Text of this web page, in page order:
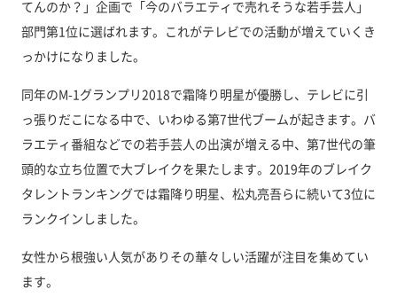
てんのか？」企画で「今のバラエティで売れそうな若手芸人」
部門第1位に選ばれます。これがテレビでの活動が増えていくき
っかけになりました。
同年のM-1グランプリ2018で霜降り明星が優勝し、テレビに引
っ張りだこになる中で、いわゆる第7世代ブームが起きます。バ
ラエティ番組などでの若手芸人の出演が増える中、第7世代の筆
頭的な立ち位置で大ブレイクを果たします。2019年のブレイク
タレントランキングでは霜降り明星、松丸亮吾らに続いて3位に
ランクインしました。
女性から根強い人気がありその華々しい活躍が注目を集めてい
ます。